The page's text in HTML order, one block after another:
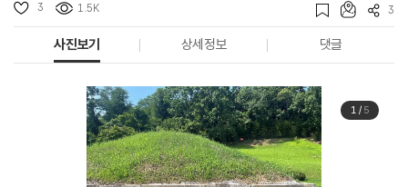
3 1.5K 3
사진보기 상세정보 댓글
1/ 5